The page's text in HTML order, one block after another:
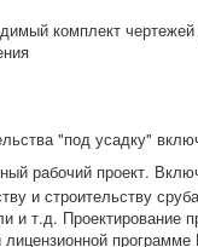
комплект
"под усадку"
рабочий проект.
и строительству
и т.д. Проектирование
лицензионной